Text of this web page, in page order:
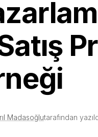
Madasoğlutarafından